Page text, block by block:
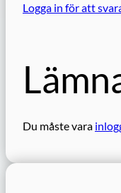
Logga in för att
Du måste vara